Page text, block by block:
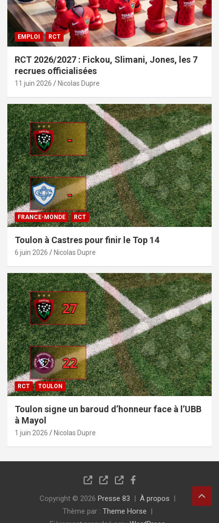
EMPLOI RCT
RCT 2026/2027 : Fickou, Slimani, Jones, les 7
recrues officialisées
11 juin 2026 Nicolas Dupre
FRANCE-MONDE RCT
Toulon à Castres pour finir le Top 14
6 juin 2026 Nicolas Dupre
RCT TOULON
Toulon signe un baroud d’honneur face à l’UBB
à Mayol
1 juin 2026 Nicolas Dupre
Copyright © 2026 Presse 83
À propos
Thème par : Theme Horse